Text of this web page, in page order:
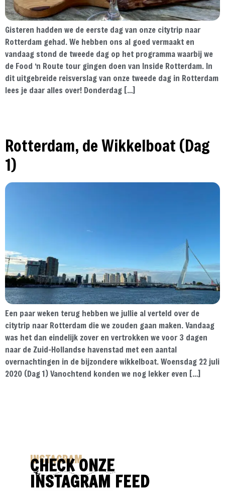
Gisteren hadden we de eerste dag van onze citytrip naar
Rotterdam gehad. We hebben ons al goed vermaakt en
vandaag stond de tweede dag op het programma waarbij we
de Food ‘n Route tour gingen doen van Inside Rotterdam. In
dit uitgebreide reisverslag van onze tweede dag in Rotterdam
lees je daar alles over! Donderdag […]
Rotterdam, de Wikkelboat (Dag
1)
Een paar weken terug hebben we jullie al verteld over de
citytrip naar Rotterdam die we zouden gaan maken. Vandaag
was het dan eindelijk zover en vertrokken we voor 3 dagen
naar de Zuid-Hollandse havenstad met een aantal
overnachtingen in de bijzondere wikkelboat. Woensdag 22 juli
2020 (Dag 1) Vanochtend konden we nog lekker even […]
INSTAGRAM
CHECK ONZE
INSTAGRAM FEED